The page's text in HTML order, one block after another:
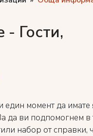
- Гости,
момент да имате
да ви подпомогнем в
набор от справки,